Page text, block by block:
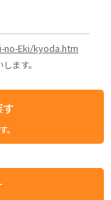
Eki/kyoda.htm
ます。